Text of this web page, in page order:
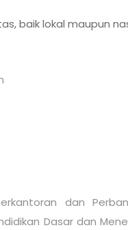
baik lokal maupun
dan
Dasar dan